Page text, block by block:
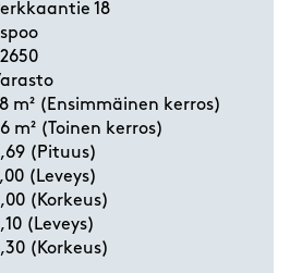
18
m² (Ensimmäinen kerros)
m² (Toinen kerros)
(Pituus)
(Leveys)
(Korkeus)
(Leveys)
(Korkeus)